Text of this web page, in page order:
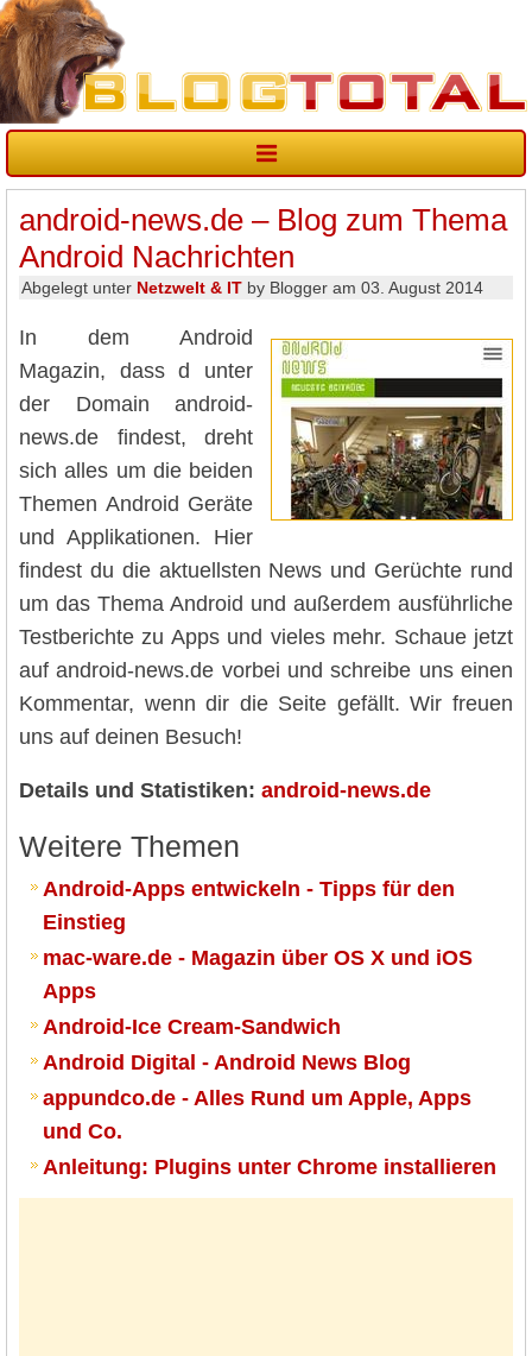
android-news.de – Blog zum Thema
Android Nachrichten
Abgelegt unter Netzwelt & IT by Blogger am 03. August 2014
In dem Android
Magazin, dass d unter
der Domain android-
news.de findest, dreht
sich alles um die beiden
Themen Android Geräte
und Applikationen. Hier
findest du die aktuellsten News und Gerüchte rund
um das Thema Android und außerdem ausführliche
Testberichte zu Apps und vieles mehr. Schaue jetzt
auf android-news.de vorbei und schreibe uns einen
Kommentar, wenn dir die Seite gefällt. Wir freuen
uns auf deinen Besuch!
Details und Statistiken: android-news.de
Weitere Themen
Android-Apps entwickeln - Tipps für den
Einstieg
mac-ware.de - Magazin über OS X und iOS
Apps
Android-Ice Cream-Sandwich
Android Digital - Android News Blog
appundco.de - Alles Rund um Apple, Apps
und Co.
Anleitung: Plugins unter Chrome installieren